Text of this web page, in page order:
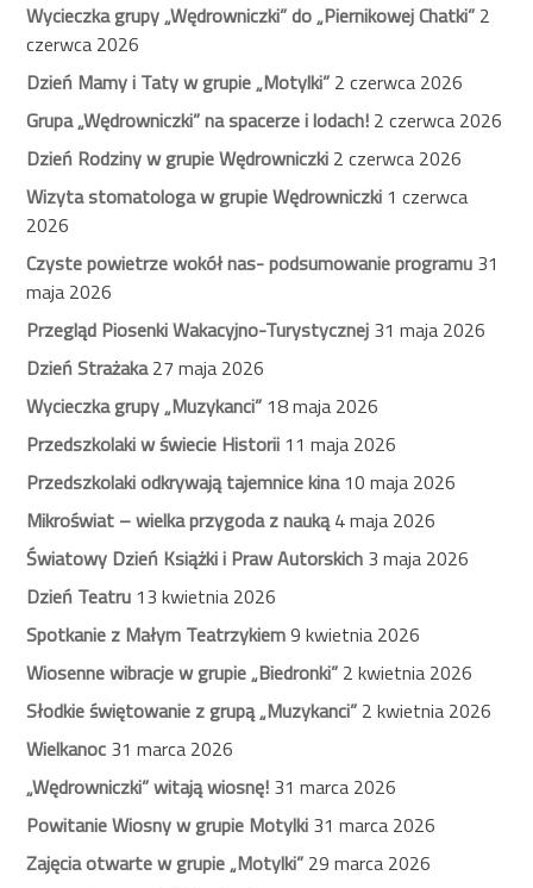
Wycieczka grupy „Wędrowniczki” do „Piernikowej Chatki” 2
czerwca 2026
Dzień Mamy i Taty w grupie „Motylki” 2 czerwca 2026
Grupa „Wędrowniczki” na spacerze i lodach! 2 czerwca 2026
Dzień Rodziny w grupie Wędrowniczki 2 czerwca 2026
Wizyta stomatologa w grupie Wędrowniczki 1 czerwca
2026
Czyste powietrze wokół nas- podsumowanie programu 31
maja 2026
Przegląd Piosenki Wakacyjno-Turystycznej 31 maja 2026
Dzień Strażaka27 maja 2026
Wycieczka grupy „Muzykanci” 18 maja 2026
Przedszkolaki w świecie Historii 11 maja 2026
Przedszkolaki odkrywają tajemnice kina10 maja 2026
Mikroświat – wielka przygoda z nauką4 maja 2026
Światowy Dzień Książki i Praw Autorskich 3 maja 2026
Dzień Teatru 13 kwietnia 2026
Spotkanie z Małym Teatrzykiem9 kwietnia 2026
Wiosenne wibracje w grupie „Biedronki” 2 kwietnia 2026
Słodkie świętowanie z grupą „Muzykanci” 2 kwietnia 2026
Wielkanoc 31 marca 2026
„Wędrowniczki” witają wiosnę! 31 marca 2026
Powitanie Wiosny w grupie Motylki 31 marca 2026
Zajęcia otwarte w grupie „Motylki” 29 marca 2026